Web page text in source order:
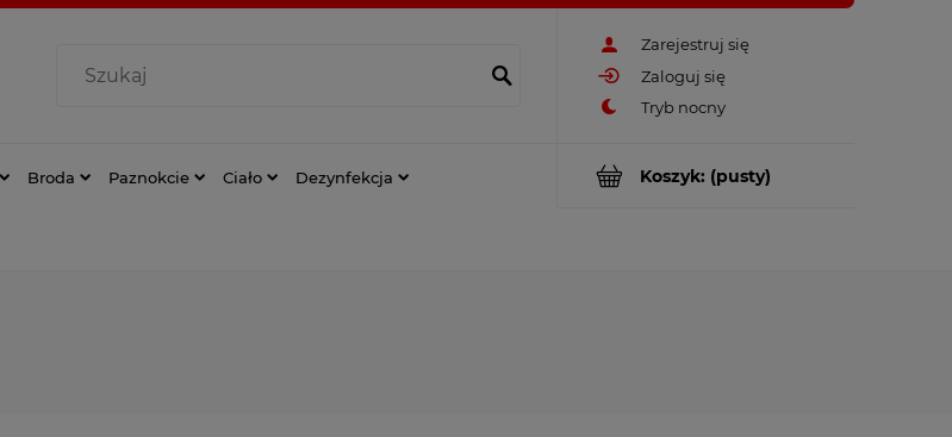
Zarejestruj się
Zaloguj się
Koszyk: (pusty)
Broda Paznokcie Ciało Dezynfekcja